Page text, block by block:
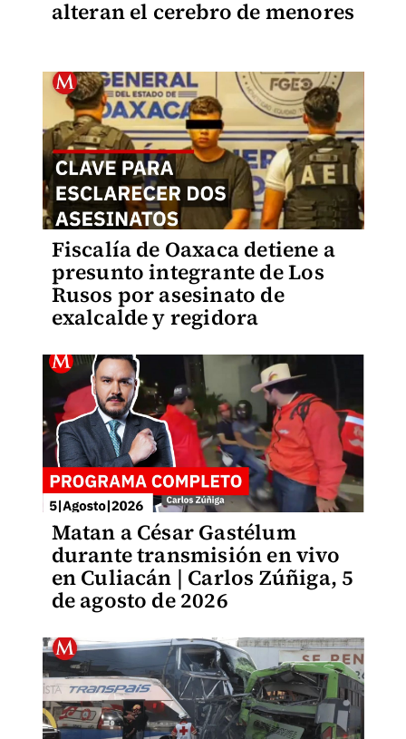
alteran el cerebro de menores
Fiscalía de Oaxaca detiene a
presunto integrante de Los
Rusos por asesinato de
exalcalde y regidora
Matan a César Gastélum
durante transmisión en vivo
en Culiacán | Carlos Zúñiga, 5
de agosto de 2026